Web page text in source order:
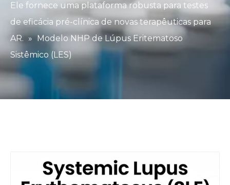
Ele fornece uma plataforma robusta para testes
de eficácia pré-clínica de novas terapêuticas para
AR. » Modelo NHP de Lúpus Eritematoso
Sistêmico (LES)